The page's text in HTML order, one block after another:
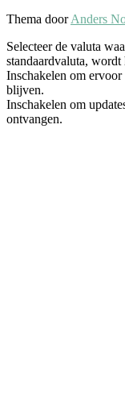
Thema doorAnders
Selecteer de valuta
standaardvaluta, wordt
Inschakelen om
blijven.
Inschakelen om
ontvangen.